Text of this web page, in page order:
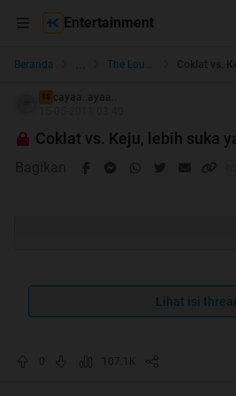
Entertainment
Beranda ... The Lounge
TS cayaa..ayaa..
Coklat vs. Keju, lebih suka
Bagikan
Quote:
Lihat isi
107.1K